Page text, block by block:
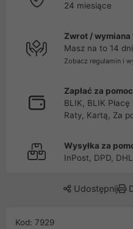
24 miesiące
Zwrot / wymiana
Masz na to 14
Zobacz regulamin i
Zapłać za
BLIK, BLIK
Raty, Kartą, Za
Wysyłka za
InPost, DPD, DHL
Udostępnij
Kod: 7929